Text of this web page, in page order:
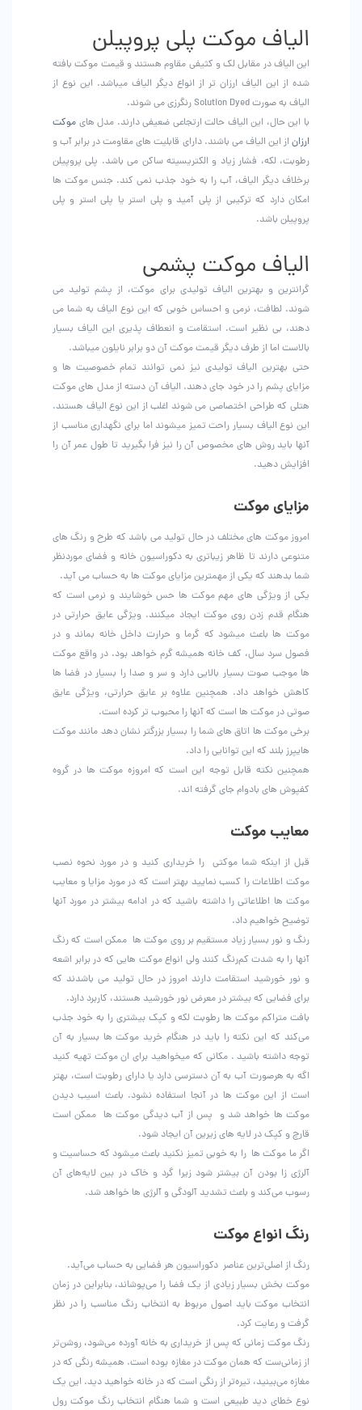
الیاف موکت پلی پروپیلن
این الیاف در مقابل لک و کثیفی مقاوم هستند و قیمت موکت بافته
شده از این الیاف ارزان تر از انواع دیگر الیاف میباشد. این نوع از
الیاف به صورت Solution Dyed رنگرزی مي شوند.
با این حال، این الیاف حالت ارتجاعی ضعیفی دارند. مدل های موکت
ارزان از این الیاف می باشند. دارای قابلیت های مقاومت در برابر آب و
رطوبت، لکه، فشار زیاد و الکتریسیته ساکن می باشد. پلی پروپیلن
برخلاف دیگر الیاف، آب را به خود جذب نمی کند. جنس موکت ها
امکان دارد که ترکیبی از پلی آمید و پلی استر یا پلی استر و پلی
پروپیلن باشد.
الیاف موکت پشمی
گرانترین و بهترین الیاف تولیدی برای موکت، از پشم تولید می
شوند. لطافت، نرمی و احساس خوبی که این نوع الیاف به شما می
دهند، بي نظير است. استقامت و انعطاف پذیری این الیاف بسیار
بالاست اما از طرف دیگر قیمت موکت آن دو برابر نایلون میباشد.
حتی بهترین الیاف تولیدی نیز نمی توانند تمام خصوصیت ها و
مزایای پشم را در خود جای دهند. الیاف آن دسته از مدل های موکت
هتلی که طراحی اختصاصی می شوند اغلب از این نوع الیاف هستند.
این نوع الیاف بسیار راحت تمیز میشوند اما برای نگهداری مناسب از
آنها باید روش های مخصوص آن را نیز فرا بگیرید تا طول عمر آن را
افزایش دهید.
مزایای موکت
امروز موکت های مختلف در حال تولید می باشد که طرح و رنگ های
متنوعی دارند تا ظاهر زیباتری به دکوراسیون خانه و فضای موردنظر
شما بدهند که یکی از مهمترین مزایای موکت ها به حساب می آید.
یکی از ویژگی های مهم موکت ها حس خوشایند و نرمی است که
هنگام قدم زدن روی موکت ایجاد میکنند. ویژگی عایق حرارتی در
موکت ها باعث میشود که گرما و حرارت داخل خانه بماند و در
فصول سرد سال، کف خانه همیشه گرم خواهد بود. در واقع موکت
ها موجب صوت بسیار بالایی دارد و سر و صدا را بسیار در فضا ها
کاهش خواهد داد. همچنین علاوه بر عایق حرارتی، ویژگی عایق
صوتی در موکت ها است که آنها را محبوب تر کرده است.
برخی موکت ها اتاق های شما را بسیار بزرگتر نشان دهد مانند موکت
هایپرز بلند که این توانایی را داد.
همچنین نکته قابل توجه این است که امروزه موکت ها در گروه
کفپوش های بادوام جای گرفته اند.
معایب موکت
قبل از اینکه شما موکتی را خریداری کنید و در مورد نحوه نصب
موکت اطلاعات را کسب نمایید بهتر است که در مورد مزایا و معایب
موکت ها اطلاعاتی را داشته باشید که در ادامه بیشتر در مورد آنها
توضیح خواهیم داد.
رنگ و نور بسیار زیاد مستقیم بر روی موکت ها ممکن است که رنگ
آنها را به شدت کم‌رنگ کنند ولی انواع موکت هایی که در برابر اشعه
و نور خورشید استقامت دارند امروز در حال تولید می باشدند که
برای فضایی که بیشتر در معرض نور خورشید هستند، کاربرد دارد.
بافت متراکم موکت ها رطوبت لکه و کپک بیشتری را به خود جذب
می‌کند که این نکته را باید در هنگام خرید موکت ها بسیار به آن
توجه داشته باشید . مکانی که میخواهید برای ان موکت تهیه کنید
اگه به هرصورت آب به آن دسترسی دارد یا دارای رطوبت است، بهتر
است از این موکت ها در آنجا استفاده نشود. باعث اسیب دیدن
موکت ها خواهد شد و پس از آب دیدگی موکت ها ممکن است
قارچ و کپک در لایه های زیرین آن ایجاد شود.
اگر ما موکت ها را به خوبی تمیز نکنید باعث میشود که حساسیت و
آلرژی زا بودن آن بیشتر شود زیرا گرد و خاک در بین لایه‌های آن
رسوب می‌کند و باعث تشدید آلودگی و آلرژی ها خواهد شد.
رنگ انواع موکت
رنگ از اصلی‌ترین عناصر دکوراسیون هر فضایی به حساب می‌آید.
موکت بخش بسیار زیادی از یک فضا را می‌پوشاند، بنابراین در زمان
انتخاب موکت باید اصول مربوط به انتخاب رنگ مناسب را در نظر
گرفت و رعایت کرد.
رنگ موكت زمانی که پس از خریداری به خانه آورده می‌شود، روشن‌تر
از زمانی‌ست که همان موکت در مغازه بوده است. همیشه رنگی که در
مغازه می‌بینید، تیره‌تر از رنگی است که در خانه خواهید دید. این یک
نوع خطای دید طبیعی است و شما هنگام انتخاب رنگ موکت رول